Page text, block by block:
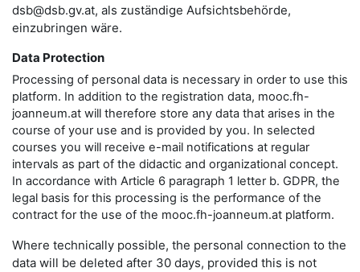
dsb@dsb.gv.at, als zuständige Aufsichtsbehörde,
einzubringen wäre.
Data Protection
Processing of personal data is necessary in order to use this
platform. In addition to the registration data, mooc.fh-
joanneum.at will therefore store any data that arises in the
course of your use and is provided by you. In selected
courses you will receive e-mail notifications at regular
intervals as part of the didactic and organizational concept.
In accordance with Article 6 paragraph 1 letter b. GDPR, the
legal basis for this processing is the performance of the
contract for the use of the mooc.fh-joanneum.at platform.
Where technically possible, the personal connection to the
data will be deleted after 30 days, provided this is not